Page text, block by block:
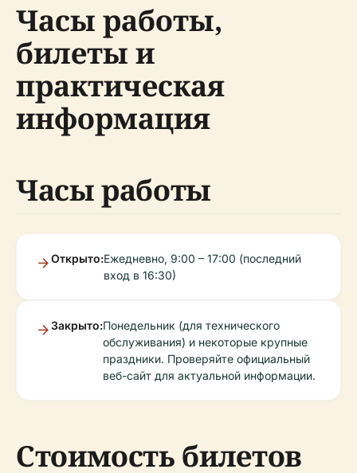
Часы работы,
билеты и
практическая
информация
Часы работы
Открыто:Ежедневно, 9:00 – 17:00 (последний
вход в 16:30)
Закрыто:Понедельник (для технического
обслуживания) и некоторые крупные
праздники. Проверяйте официальный
веб-сайт для актуальной информации.
Стоимость билетов